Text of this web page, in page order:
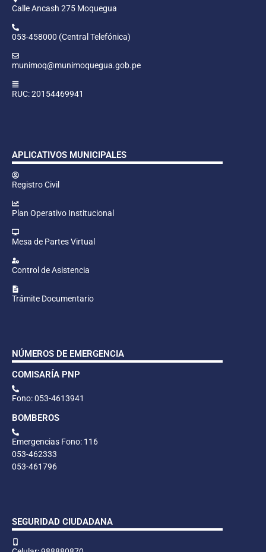
Calle Ancash 275 Moquegua
053-458000 (Central Telefónica)
munimoq@munimoquegua.gob.pe
RUC: 20154469941
APLICATIVOS MUNICIPALES
Registro Civil
Plan Operativo Institucional
Mesa de Partes Virtual
Control de Asistencia
Trámite Documentario
NÚMEROS DE EMERGENCIA
COMISARÍA PNP
Fono: 053-4613941
BOMBEROS
Emergencias Fono: 116
053-462333
053-461796
SEGURIDAD CIUDADANA